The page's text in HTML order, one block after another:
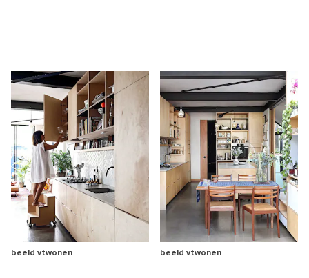
beeld vtwonen beeld vtwonen